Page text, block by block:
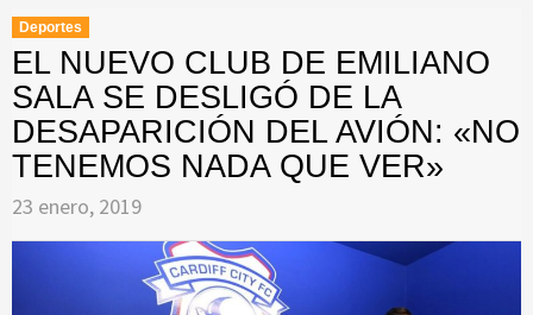
Deportes
EL NUEVO CLUB DE EMILIANO
SALA SE DESLIGÓ DE LA
DESAPARICIÓN DEL AVIÓN: «NO
TENEMOS NADA QUE VER»
23 enero, 2019